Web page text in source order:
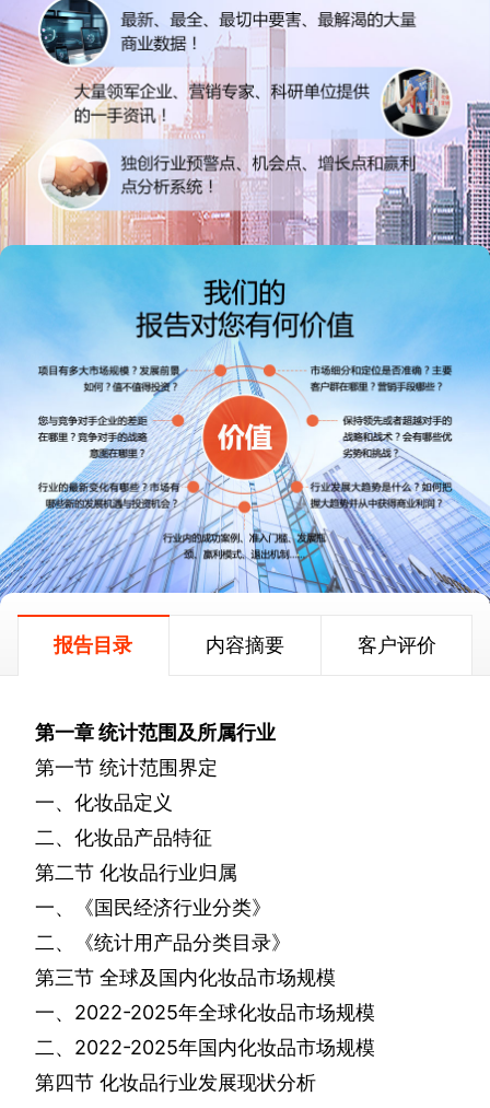
报告目录 内容摘要 客户评价
第一章统计范围及所属行业
第一节 统计范围界定
一、化妆品定义
二、化妆品产品特征
第二节 化妆品行业归属
一、《国民经济行业分类》
二、《统计用产品分类目录》
第三节 全球及国内化妆品市场规模
一、 2022-2025年全球化妆品市场规模
二、 2022-2025年国内化妆品市场规模
第四节 化妆品行业发展现状分析